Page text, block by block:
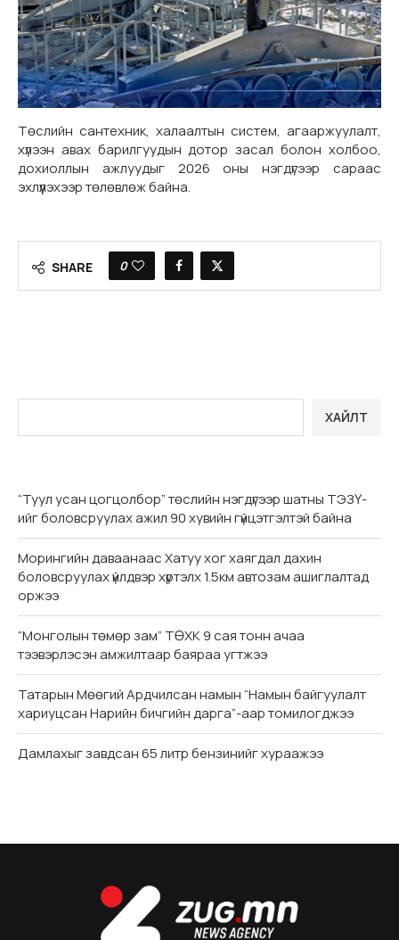
Төслийн сантехник, халаалтын систем, агааржуулалт,
хүлээн авах барилгуудын дотор засал болон холбоо,
дохиоллын ажлуудыг 2026 оны нэгдүгээр сараас
эхлүүлэхээр төлөвлөж байна.
SHARE 0
ХАЙЛТ
“Туул усан цогцолбор” төслийн нэгдүгээр шатны ТЭЗҮ-
ийг боловсруулах ажил 90 хувийн гүйцэтгэлтэй байна
Морингийн даваанаас Хатуу хог хаягдал дахин
боловсруулах үйлдвэр хүртэлх 1.5км автозам ашиглалтад
оржээ
“Монголын төмөр зам” ТӨХК 9 сая тонн ачаа
тээвэрлэсэн амжилтаар баяраа угтжээ
Татарын Мөөгий Ардчилсан намын “Намын байгуулалт
хариуцсан Нарийн бичгийн дарга”-аар томилогджээ
Дамлахыг завдсан 65 литр бензинийг хураажээ